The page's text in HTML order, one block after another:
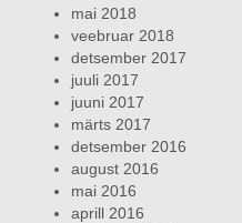
mai 2018
veebruar 2018
detsember 2017
juuli 2017
juuni 2017
märts 2017
detsember 2016
august 2016
mai 2016
aprill 2016